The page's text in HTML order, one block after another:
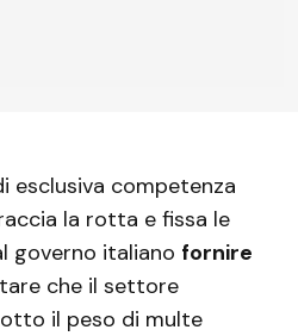
esclusiva competenza
la rotta e fissa le
governo italiano fornire
che il settore
il peso di multe